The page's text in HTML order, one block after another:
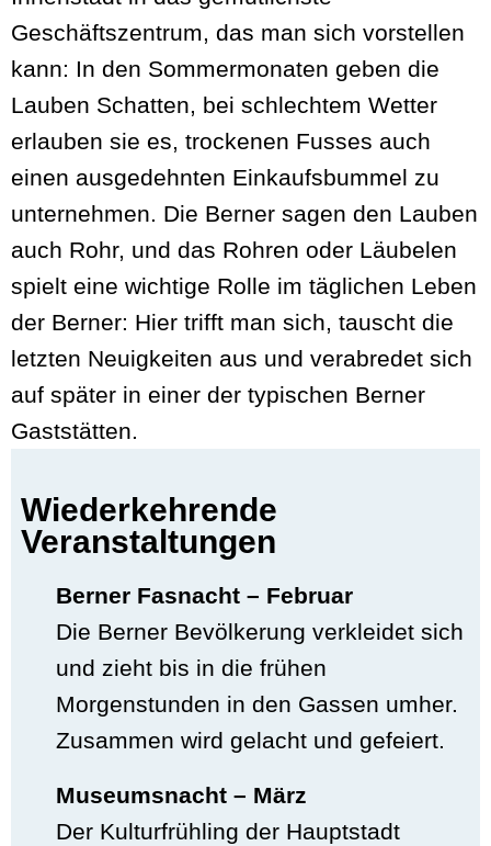
Geschäftszentrum, das man sich vorstellen
kann: In den Sommermonaten geben die
Lauben Schatten, bei schlechtem Wetter
erlauben sie es, trockenen Fusses auch
einen ausgedehnten Einkaufsbummel zu
unternehmen. Die Berner sagen den Lauben
auch Rohr, und das Rohren oder Läubelen
spielt eine wichtige Rolle im täglichen Leben
der Berner: Hier trifft man sich, tauscht die
letzten Neuigkeiten aus und verabredet sich
auf später in einer der typischen Berner
Gaststätten.
Wiederkehrende
Veranstaltungen
Berner Fasnacht – Februar
Die Berner Bevölkerung verkleidet sich
und zieht bis in die frühen
Morgenstunden in den Gassen umher.
Zusammen wird gelacht und gefeiert.
Museumsnacht – März
Der Kulturfrühling der Hauptstadt